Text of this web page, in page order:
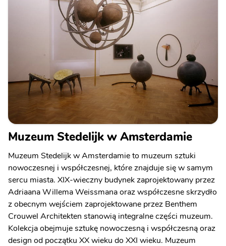
Muzeum Stedelijk w Amsterdamie
Muzeum Stedelijk w Amsterdamie to muzeum sztuki
nowoczesnej i współczesnej, które znajduje się w samym
sercu miasta. XIX-wieczny budynek zaprojektowany przez
Adriaana Willema Weissmana oraz współczesne skrzydło
z obecnym wejściem zaprojektowane przez Benthem
Crouwel Architekten stanowią integralne części muzeum.
Kolekcja obejmuje sztukę nowoczesną i współczesną oraz
design od początku XX wieku do XXI wieku. Muzeum